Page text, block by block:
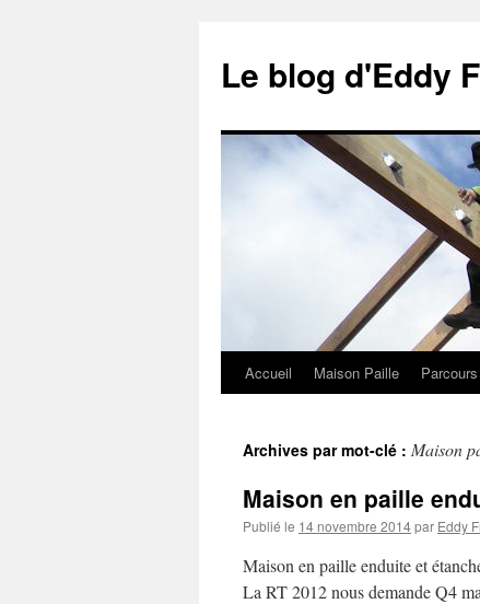
Le blog d'Eddy
Aller
contenu
Accueil Maison Paille
Archives par mot-clé : Maison
Maison en paille
Publié le 14 novembre 2014par Eddy
Maison en paille enduite et
La RT 2012 nous demande Q4